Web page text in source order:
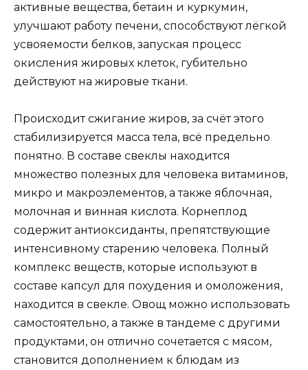
активные вещества, бетаин и куркумин,
улучшают работу печени, способствуют лёгкой
усвояемости белков, запуская процесс
окисления жировых клеток, губительно
действуют на жировые ткани.
Происходит сжигание жиров, за счёт этого
стабилизируется масса тела, всё предельно
понятно. В составе свеклы находится
множество полезных для человека витаминов,
микро и макроэлементов, а также яблочная,
молочная и винная кислота. Корнеплод
содержит антиоксиданты, препятствующие
интенсивному старению человека. Полный
комплекс веществ, которые используют в
составе капсул для похудения и омоложения,
находится в свекле. Овощ можно использовать
самостоятельно, а также в тандеме с другими
продуктами, он отлично сочетается с мясом,
становится дополнением к блюдам из